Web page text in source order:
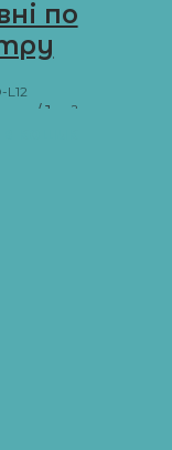
по
L12
/ 1 м²